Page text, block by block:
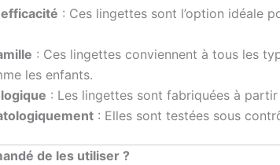
: Ces lingettes sont l’option idéale
: Ces lingettes conviennent à tous les
les enfants.
: Les lingettes sont fabriquées à
: Elles sont testées sous
de les utiliser ?